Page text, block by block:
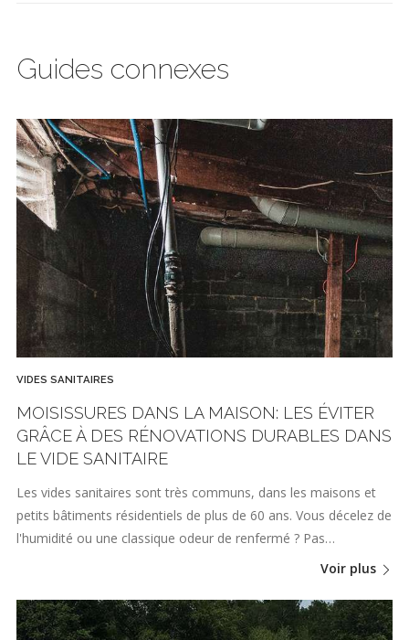
Guides connexes
VIDES SANITAIRES
MOISISSURES DANS LA MAISON: LES ÉVITER
GRÂCE À DES RÉNOVATIONS DURABLES DANS
LE VIDE SANITAIRE
Les vides sanitaires sont très communs, dans les maisons et
petits bâtiments résidentiels de plus de 60 ans. Vous décelez de
l'humidité ou une classique odeur de renfermé ? Pas…
Voir plus